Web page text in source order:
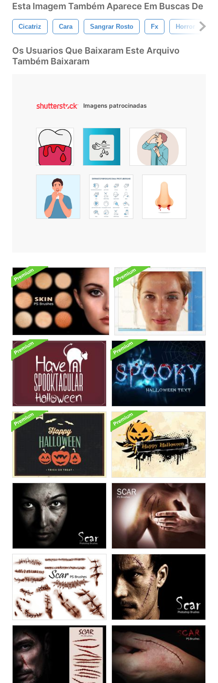
Esta Imagem Também Aparece Em Buscas De
Cicatriz Cara Sangrar Rosto Fx Horror
Os Usuarios Que Baixaram Este Arquivo
Também Baixaram
Imagens patrocinadas